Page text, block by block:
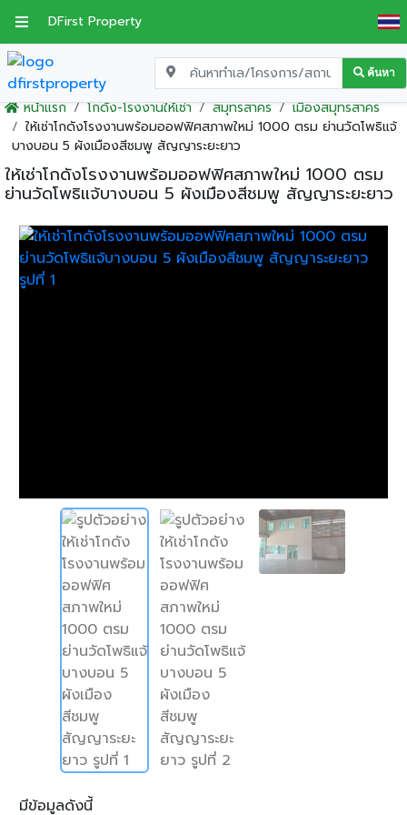
DFirst Property
ค้นหา
หน้าแรก โกดัง-โรงงานให้เช่า สมุทรสาคร
เมืองสมุทรสาคร
ให้เช่าโกดังโรงงานพร้อมออฟฟิศสภาพใหม่ 1000 ตรม ย่านวัดโพธิแจ้
บางบอน 5 ผังเมืองสีชมพู สัญญาระยะยาว
ให้เช่าโกดังโรงงานพร้อมออฟฟิศสภาพใหม่ 1000 ตรม
ย่านวัดโพธิแจ้บางบอน 5 ผังเมืองสีชมพู สัญญาระยะยาว
มีข้อมูลดังนี้